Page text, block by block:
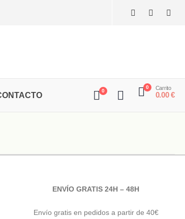
0
0 Carrito
0.00€
ENVÍO GRATIS 24H – 48H
Envío gratis en pedidos a partir de 40€